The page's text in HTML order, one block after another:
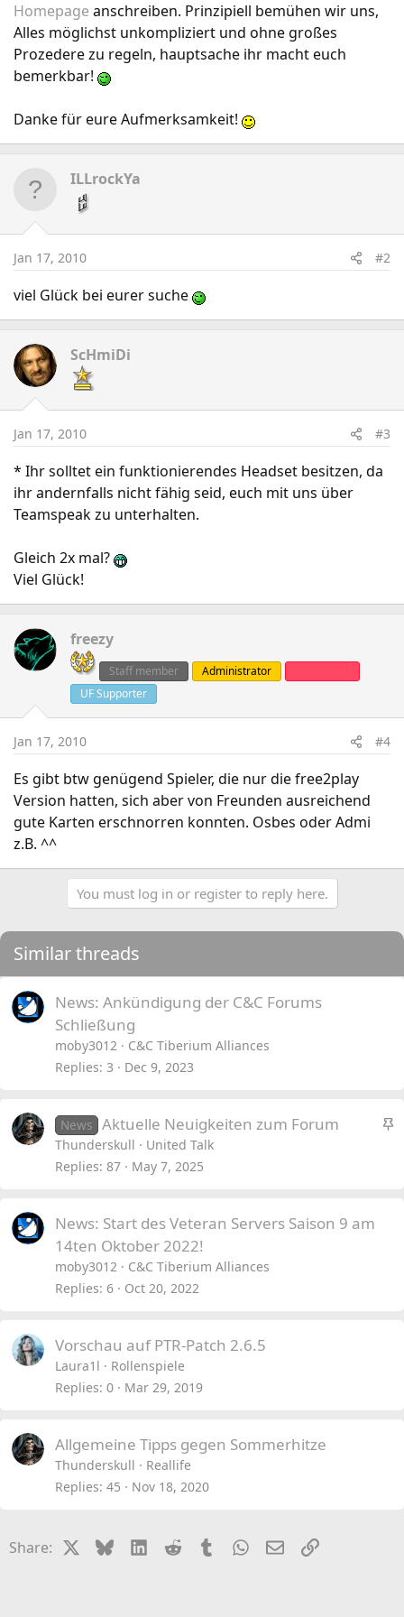
Homepage anschreiben. Prinzipiell bemühen wir uns,
Alles möglichst unkompliziert und ohne großes
Prozedere zu regeln, hauptsache ihr macht euch
bemerkbar!
Danke für eure Aufmerksamkeit!
ILLrockYa
Jan 17, 2010 #2
viel Glück bei eurer suche
ScHmiDi
Jan 17, 2010 #3
* Ihr solltet ein funktionierendes Headset besitzen, da
ihr andernfalls nicht fähig seid, euch mit uns über
Teamspeak zu unterhalten.
Gleich 2x mal?
Viel Glück!
freezy
Staff member Administrator
UF Supporter
Jan 17, 2010 #4
Es gibt btw genügend Spieler, die nur die free2play
Version hatten, sich aber von Freunden ausreichend
gute Karten erschnorren konnten. Osbes oder Admi
z.B. ^^
You must log in or register to reply here.
Similar threads
News: Ankündigung der C&C Forums
Schließung
moby3012
C&C Tiberium Alliances
Replies 3 Dec 9, 2023
S
News Aktuelle Neuigkeiten zum Forum
Thunderskull
United Talk
Replies 87 May 7, 2025
News: Start des Veteran Servers Saison 9 am
14ten Oktober 2022!
moby3012
C&C Tiberium Alliances
Replies 6 Oct 20, 2022
Vorschau auf PTR-Patch 2.6.5
Laura1l
Rollenspiele
Replies 0 Mar 29, 2019
Allgemeine Tipps gegen Sommerhitze
Thunderskull
Reallife
Replies 45 Nov 18, 2020
Share: BlueskyLinkedIn
Reddit TumblrWhatsApp
EmailLink